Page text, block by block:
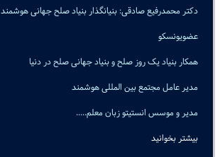
دکتر محمدرفیع صادقی: بنیانگذار بنیاد صلح جهانی هوشمند
عضویونسکو
همکار بنیاد یک روز صلح و بنیاد جهانی صلح در دنیا
مدیر عامل مجتمع بین المللی هوشمند
مدیر و موسس انستیتو زبان معلم.....
بیشتر بخوانید